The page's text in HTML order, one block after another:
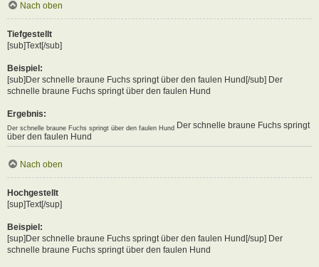
Nach oben
Tiefgestellt
[sub]Text[/sub]
Beispiel:
[sub]Der schnelle braune Fuchs springt über den faulen Hund[/sub] Der
schnelle braune Fuchs springt über den faulen Hund
Ergebnis:
Der schnelle braune Fuchs springt über den faulen Hund Der schnelle braune Fuchs springt
über den faulen Hund
Nach oben
Hochgestellt
[sup]Text[/sup]
Beispiel:
[sup]Der schnelle braune Fuchs springt über den faulen Hund[/sup] Der
schnelle braune Fuchs springt über den faulen Hund